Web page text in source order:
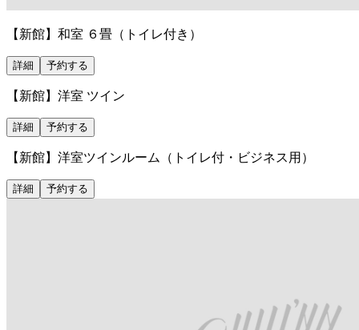
【新館】和室 ６畳（トイレ付き）
詳細 予約する
【新館】洋室 ツイン
詳細 予約する
【新館】洋室ツインルーム（トイレ付・ビジネス用）
詳細 予約する